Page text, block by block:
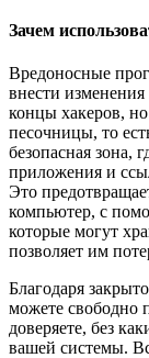
Зачем
Вредоносные
внести
концы хакеров,
песочницы, то
безопасная зона,
приложения и
Это
компьютер, с
которые могут
позволяет им
Благодаря
можете свободно
доверяете, без
вашей системы.